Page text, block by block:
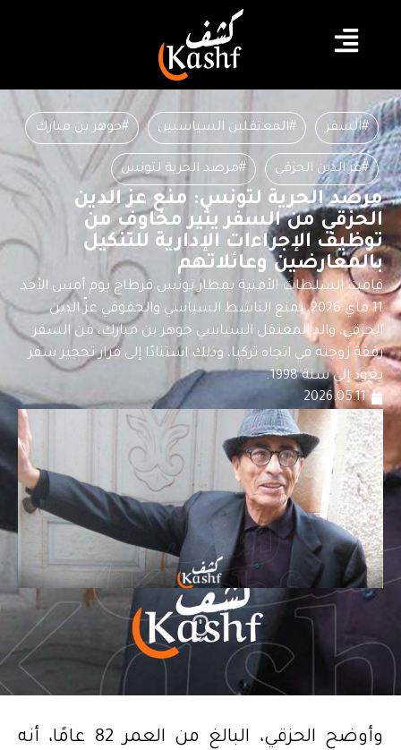
#السفر #المعتقلين السياسيين #جوهر بن مبارك
#عز الدين الحزقي #مرصد الحرية لتونس
مرصد الحرية لتونس: منع عز الدين
الحزقي من السفر يثير مخاوف من
توظيف الإجراءات الإدارية للتنكيل
بالمعارضين وعائلاتهم
قامت السلطات الأمنية بمطار تونس قرطاج يوم أمس الأحد
11 ماي 2026، بمنع الناشط السياسي والحقوقي عزّ الدين
الحزقي، والد المعتقل السياسي جوهر بن مبارك، من السفر
رفقة زوجته في اتجاه تركيا، وذلك استنادًا إلى قرار تحجير سفر
يعود إلى سنة 1998.
2026.05.11
وأوضح الحزقي، البالغ من العمر 82 عامًا، أنه